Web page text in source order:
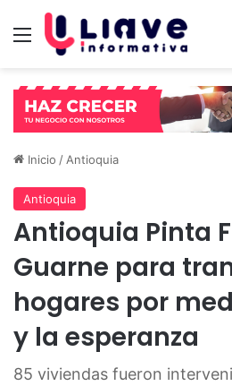
Menú
Inicio / Antioquia
Antioquia
Antioquia Pinta
Guarne para
hogares por
y la esperanza
85 viviendas fueron